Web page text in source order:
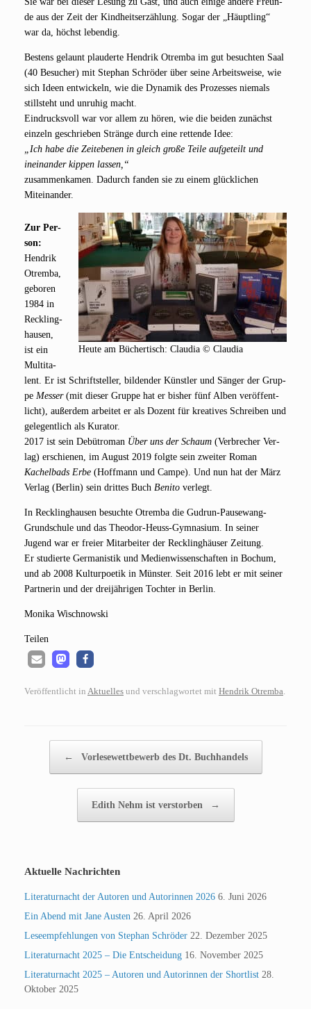
de aus der Zeit der Kind­heits­er­zäh­lung. Sogar der „Häupt­ling“
war da, höchst lebendig.
Bes­tens gelaunt plau­der­te Hen­drik Otrem­ba im gut besuch­ten Saal
(40 Besu­cher) mit Ste­phan Schrö­der über sei­ne Arbeits­wei­se, wie
sich Ideen ent­wi­ckeln, wie die Dyna­mik des Pro­zes­ses nie­mals
still­steht und unru­hig macht.
Ein­drucks­voll war vor allem zu hören, wie die bei­den zunächst
ein­zeln geschrie­ben Strän­ge durch eine ret­ten­de Idee:
„Ich habe die Zeit­ebe­nen in gleich gro­ße Tei­le auf­ge­teilt und
inein­an­der kip­pen las­sen,“
zusam­men­ka­men. Dadurch fan­den sie zu einem glück­li­chen
Miteinander.
Heu­te am Bücher­tisch: Clau­dia © Claudia
Zur Per­
son:
Hen­drik
Otrem­ba,
gebo­ren
1984 in
Reck­ling­
hau­sen,
ist ein
Mul­ti­ta­
lent. Er ist Schrift­stel­ler, bil­den­der Künst­ler und Sän­ger der Grup­
pe Mes­ser(mit die­ser Grup­pe hat er bis­her fünf Alben ver­öf­fent­
licht), außer­dem arbei­tet er als Dozent für krea­ti­ves Schrei­ben und
gele­gent­lich als Kura­tor.
2017 ist sein Debüt­ro­man Über uns der Schaum (Ver­bre­cher Ver­
lag) erschie­nen, im August 2019 folg­te sein zwei­ter Roman
Kachel­bads Erbe (Hoff­mann und Cam­pe). Und nun hat der März
Ver­lag (Ber­lin) sein drit­tes Buch Beni­to verlegt.
In Reck­ling­hau­sen besuch­te Otrem­ba die Gud­run-Pau­se­wang-
Grund­schu­le und das Theo­dor-Heuss-Gym­na­si­um. In sei­ner
Jugend war er frei­er Mit­ar­bei­ter der Reck­ling­häu­ser Zei­tung.
Er stu­dier­te Ger­ma­nis­tik und Medi­en­wis­sen­schaf­ten in Bochum,
und ab 2008 Kul­tur­poe­tik in Müns­ter. Seit 2016 lebt er mit sei­ner
Part­ne­rin und der drei­jäh­ri­gen Toch­ter in Berlin.
Moni­ka Wischnowski
Tei­len
Veröffentlicht in Aktuelles und verschlagwortet mit Hendrik Otremba.
←
Vorlesewettbewerb des Dt. Buchhandels
Edith Nehm ist verstorben →
Aktuelle Nachrichten
Literaturnacht der Autoren und Autorinnen 2026 6. Juni 2026
Ein Abend mit Jane Austen 26. April 2026
Leseempfehlungen von Stephan Schröder 22. Dezember 2025
Literaturnacht 2025 – Die Entscheidung 16. November 2025
Literaturnacht 2025 – Autoren und Autorinnen der Shortlist 28.
Oktober 2025